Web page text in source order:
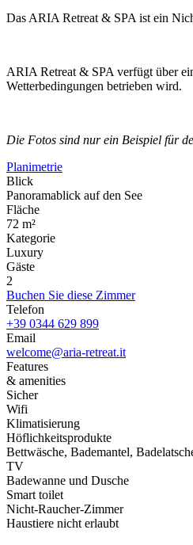
Das ARIA Retreat & SPA ist ein
ARIA Retreat & SPA verfügt über
Wetterbedingungen betrieben wird.
Die Fotos sind nur ein Beispiel für
Planimetrie
Blick
Panoramablick auf den See
Fläche
72 m²
Kategorie
Luxury
Gäste
2
Buchen Sie diese Zimmer
Telefon
+39 0344 629 899
Email
welcome@aria-retreat.it
Features
& amenities
Sicher
Wifi
Klimatisierung
Höflichkeitsprodukte
Bettwäsche, Bademantel,
TV
Badewanne und Dusche
Smart toilet
Nicht-Raucher-Zimmer
Haustiere nicht erlaubt